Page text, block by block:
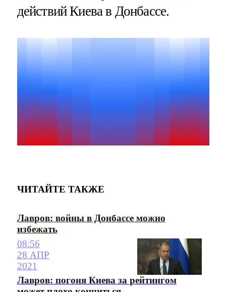
действий Киева в Донбассе.
ЧИТАЙТЕ ТАКЖЕ
Лавров: войны в Донбассе можно
избежать
08:56
28 АПР
2021
Лавров: погоня Киева за рейтингом